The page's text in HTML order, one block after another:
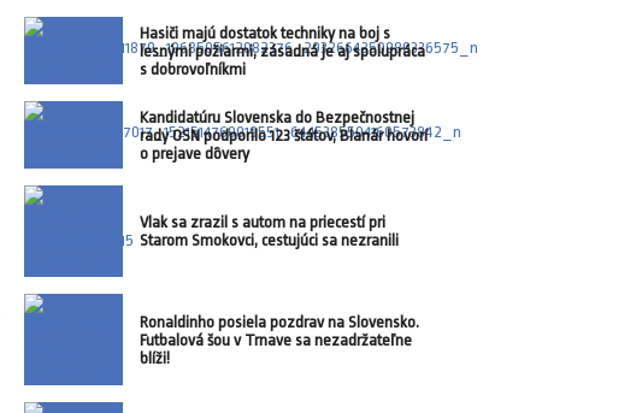
Hasiči majú dostatok techniky na boj s
lesnými požiarmi, zásadná je aj spolupráca
s dobrovoľníkmi
Kandidatúru Slovenska do Bezpečnostnej
rady OSN podporilo 123 štátov, Blanár hovorí
o prejave dôvery
Vlak sa zrazil s autom na priecestí pri
Starom Smokovci, cestujúci sa nezranili
Ronaldinho posiela pozdrav na Slovensko.
Futbalová šou v Trnave sa nezadržateľne
blíži!